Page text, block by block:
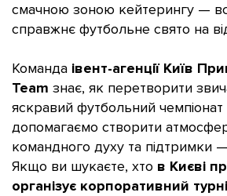
смачною зоною кейтерингу —
справжнє футбольне свято на
Команда івент-агенції Київ
Team знає, як перетворити
яскравий футбольний
допомагаємо створити
командного духу та підтримки
Якщо ви шукаєте, хто в Києві
організує корпоративний